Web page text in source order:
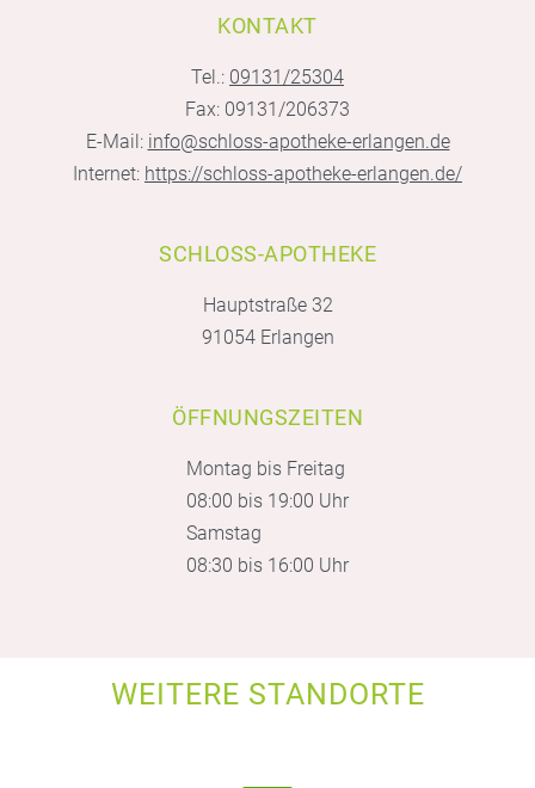
KONTAKT
Tel.: 09131/25304
Fax: 09131/206373
E-Mail: info@schloss-apotheke-erlangen.de
Internet: https://schloss-apotheke-erlangen.de/
SCHLOSS-APOTHEKE
Hauptstraße 32
91054 Erlangen
ÖFFNUNGSZEITEN
Montag bis Freitag
08:00 bis 19:00 Uhr
Samstag
08:30 bis 16:00 Uhr
WEITERE STANDORTE